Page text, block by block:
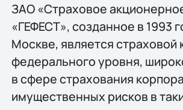
ЗАО «Страховое
«ГЕФЕСТ», созданное в 1993
Москве, является страховой
федерального уровня,
в сфере страхования
имущественных рисков в